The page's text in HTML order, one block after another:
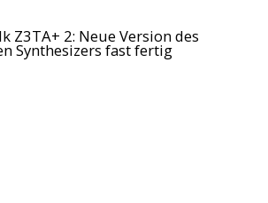
Z3TA+ 2: Neue Version des
Synthesizers fast fertig